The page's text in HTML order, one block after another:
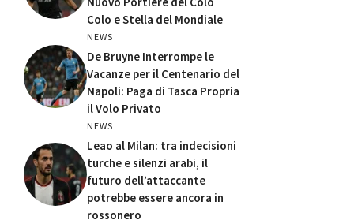
Colo e Stella del Mondiale
NEWS
De Bruyne Interrompe le
Vacanze per il Centenario del
Napoli: Paga di Tasca Propria
il Volo Privato
NEWS
Leao al Milan: tra indecisioni
turche e silenzi arabi, il
futuro dell’attaccante
potrebbe essere ancora in
rossonero